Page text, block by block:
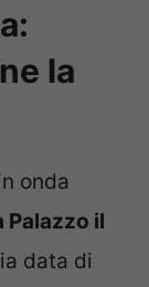
la
onda
Palazzo il
data di